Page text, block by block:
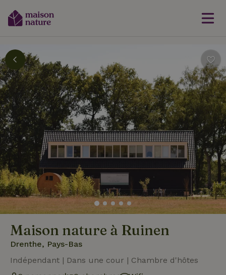
Maison nature à Ruinen
Drenthe, Pays-Bas
Indépendant | Dans une cour | Chambre d'hôtes